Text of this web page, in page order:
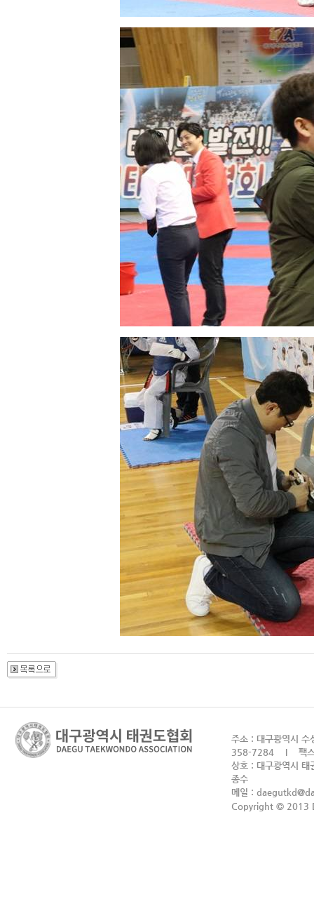
주소 : 대구광역시
358-7284 I 팩스
상호 : 대구광역시
종수
메일 :
Copyright © 2013